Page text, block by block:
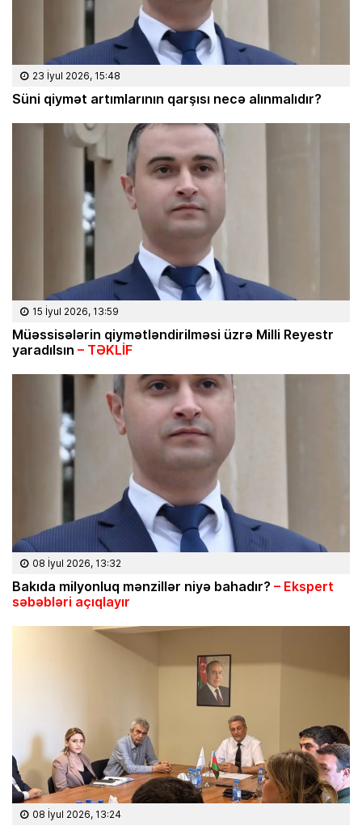
23 İyul 2026, 15:48
Süni qiymət artımlarının qarşısı necə alınmalıdır?
15 İyul 2026, 13:59
Müəssisələrin qiymətləndirilməsi üzrə Milli Reyestr
yaradılsın – TƏKLİF
08 İyul 2026, 13:32
Bakıda milyonluq mənzillər niyə bahadır? – Ekspert
səbəbləri açıqlayır
08 İyul 2026, 13:24